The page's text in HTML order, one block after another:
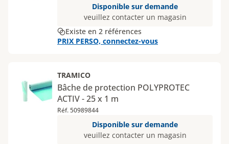
Disponible sur demande
veuillez contacter un magasin
Existe en 2 références
PRIX PERSO, connectez-vous
TRAMICO
Bâche de protection POLYPROTEC
ACTIV - 25 x 1 m
Réf. 50989844
Disponible sur demande
veuillez contacter un magasin